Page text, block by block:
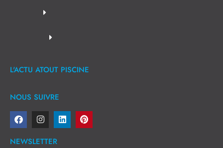
L'ACTU ATOUT PISCINE
NOUS SUIVRE
NEWSLETTER